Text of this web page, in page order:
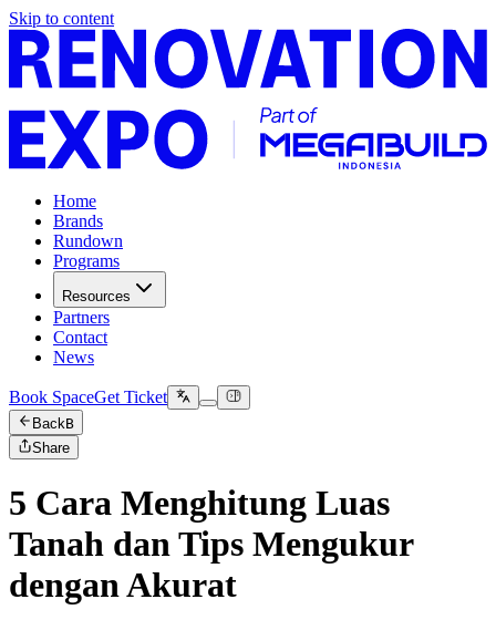
Skip to content
Home
Brands
Rundown
Programs
Resources
Partners
Contact
News
Book SpaceGet Ticket
BackB
Share
5 Cara Menghitung Luas
Tanah dan Tips Mengukur
dengan Akurat